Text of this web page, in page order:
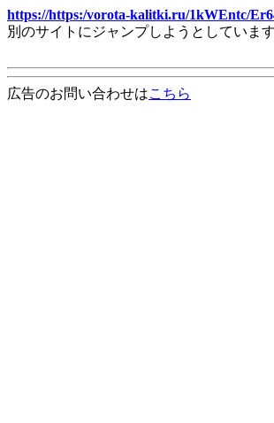
https://https:/vorota-kalitki.ru/1kWEntc/
別のサイトにジャンプしようとしていま
広告のお問い合わせはこちら